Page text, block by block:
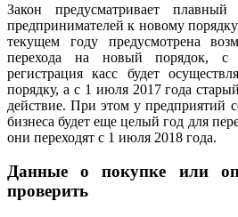
Закон предусматривает
предпринимателей к новому
текущем году предусмотрена
перехода на новый порядок,
регистрация касс будет
порядку, а с 1 июля 2017 года
действие. При этом у предприятий
бизнеса будет еще целый год для
они переходят с 1 июля 2018 года.
Данные о покупке или
проверить